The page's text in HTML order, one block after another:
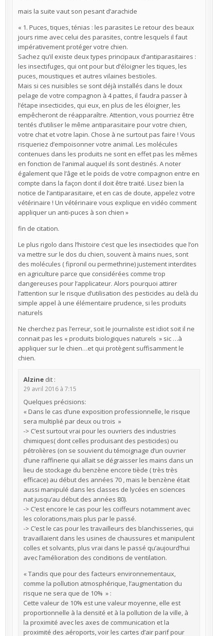
mais la suite vaut son pesant d’arachide
« 1. Puces, tiques, ténias : les parasites Le retour des beaux
jours rime avec celui des parasites, contre lesquels il faut
impérativement protéger votre chien.
Sachez qu’il existe deux types principaux d’antiparasitaires :
les insectifuges, qui ont pour but d’éloigner les tiques, les
puces, moustiques et autres vilaines bestioles.
Mais si ces nuisibles se sont déjà installés dans le doux
pelage de votre compagnon à 4 pattes, il faudra passer à
l’étape insecticides, qui eux, en plus de les éloigner, les
empêcheront de réapparaître. Attention, vous pourriez être
tentés d’utiliser le même antiparasitaire pour votre chien,
votre chat et votre lapin. Chose à ne surtout pas faire ! Vous
risqueriez d’empoisonner votre animal. Les molécules
contenues dans les produits ne sont en effet pas les mêmes
en fonction de l’animal auquel ils sont destinés. A noter
également que l’âge et le poids de votre compagnon entre en
compte dans la façon dont il doit être traité. Lisez bien la
notice de l’antiparasitaire, et en cas de doute, appelez votre
vétérinaire ! Un vétérinaire vous explique en vidéo comment
appliquer un anti-puces à son chien »
fin de citation.
Le plus rigolo dans l’histoire c’est que les insecticides que l’on
va mettre sur le dos du chien, souvent à mains nues, sont
des molécules ( fipronil ou permethrine) justement interdites
en agriculture parce que considérées comme trop
dangereuses pour l’applicateur. Alors pourquoi attirer
l’attention sur le risque d’utilisation des pesticides au delà du
simple appel à une élémentaire prudence, si les produits
naturels
Ne cherchez pas l’erreur, soit le journaliste est idiot soit il ne
connait pas les « produits biologiques naturels » sic …à
appliquer sur le chien…et qui protègent suffisamment le
chien.
Alzine dit :
29 avril 2016 à 7:15
Quelques précisions:
« Dans le cas d’une exposition professionnelle, le risque
sera multiplié par deux ou trois »
-> C’est surtout vrai pour les ouvriers des industries
chimiques( dont celles produisant des pesticides) ou
pétrolières (on se souvient du témoignage d’un ouvrier
d’une raffinerie qui allait se dégraisser les mains dans un
lieu de stockage du benzène encore tiède ( très très
efficace) au début des années 70 , mais le benzène était
aussi manipulé dans les classes de lycées en sciences
nat jusqu’au début des années 80).
-> C’est encore le cas pour les coiffeurs notamment avec
les colorations,mais plus par le passé.
-> C’est le cas pour les travailleurs des blanchisseries, qui
travaillaient dans les usines de chaussures et manipulent
colles et solvants, plus vrai dans le passé qu’aujourd’hui
avec l’amélioration des conditions de ventilation.
« Tandis que pour des facteurs environnementaux,
comme la pollution atmosphérique, l’augmentation du
risque ne sera que de 10% » :
Cette valeur de 10% est une valeur moyenne, elle est
proportionnelle à la densité et à la pollution de la ville, à
la proximité avec les axes de communication et la
proximité des aéroports, voir les cartes d’air parif pour